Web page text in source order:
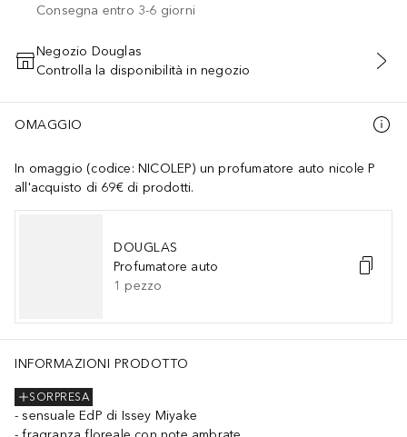
Consegna entro 3-6 giorni
AGGIUNGI AL CARRELLO
Negozio Douglas
Controlla la disponibilità in negozio
OMAGGIO
In omaggio (codice: NICOLEP) un profumatore auto nicole P
all'acquisto di 69€ di prodotti.
DOUGLAS
Profumatore auto
1 pezzo
INFORMAZIONI PRODOTTO
SORPRESA
sensuale EdP di Issey Miyake